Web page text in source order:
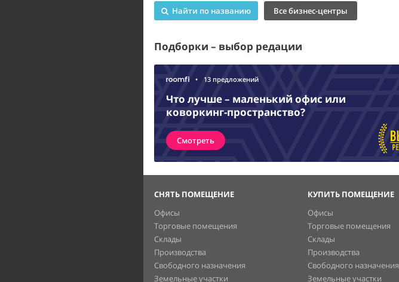
Найти по названию Все бизнес-центры
Подборки – выбор редации
• 13 предложений
Что лучше – маленький офис или
коворкинг-пространство?
Смотреть
СНЯТЬ ПОМЕЩЕНИЕ
Офисы
Торговые помещения
Склады
Производства
Свободного назначения
Земельные участки
КУПИТЬ ПОМЕЩЕНИЕ
Офисы
Торговые помещения
Склады
Производства
Свободного назначения
Земельные участки